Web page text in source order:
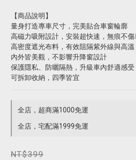
【商品說明】
量身打造專車尺寸，完美貼合車窗輪廓
高磁力吸附設計，安裝超快速，無痕不傷
高密度遮光布料，有效阻隔紫外線與高溫
內外皆美觀，不影響升降窗設計
保護隱私、防曬隔熱，升級車內舒適感受
可拆卸收納，四季皆宜
全店，超商滿1000免運
全店，宅配滿1999免運
NT$399